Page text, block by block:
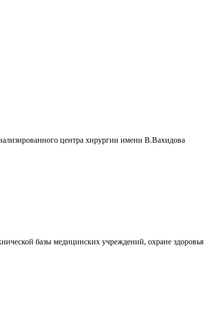
центра хирургии имени В.Вахидова
базы медицинских учреждений, охране здоровья